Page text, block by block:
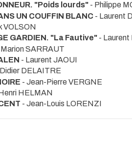
"Poids lourds" - Philippe
UN COUFFIN BLANC - Laurent
VOLSON
GARDIEN. "La Fautive" -
Marion SARRAUT
- Laurent JAOUI
DELAITRE
- Jean-Pierre VERGNE
HELMAN
- Jean-Louis LORENZI